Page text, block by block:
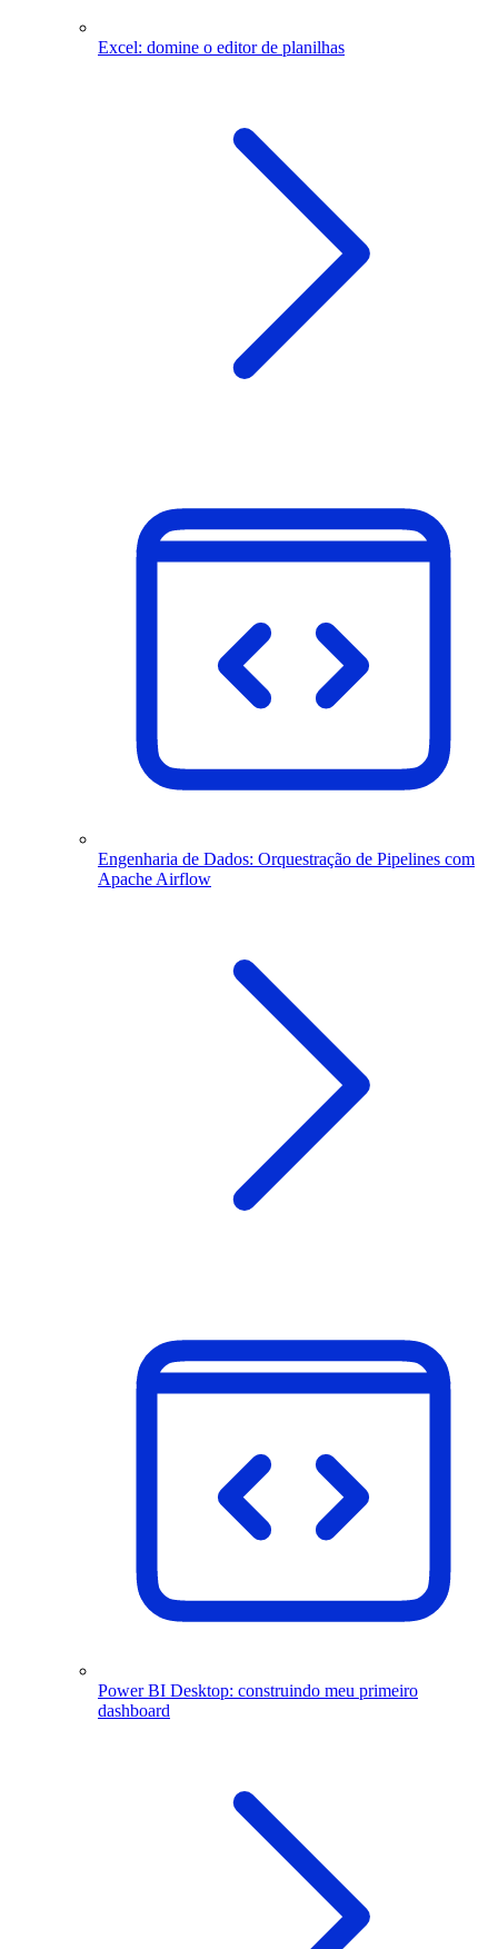
Excel: domine o editor de planilhas
Engenharia de Dados: Orquestração de Pipelines com
Apache Airflow
Power BI Desktop: construindo meu primeiro
dashboard